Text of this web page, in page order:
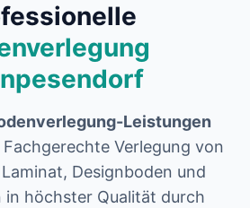
Leistungen
Fachgerechte Verlegung von
Designboden und
in höchster Qualität durch